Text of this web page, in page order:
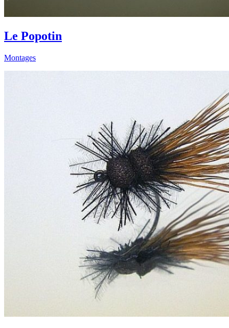
Le Popotin
Montages